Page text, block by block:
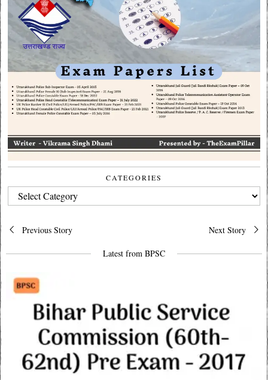
CATEGORIES
CATEGORIES
Post
navigation
Previous Story Next Story
Latest from BPSC